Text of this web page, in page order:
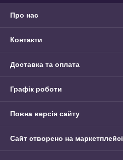
Про нас
Контакти
Доставка та оплата
Графік роботи
Повна версія сайту
Сайт створено на маркетплейсі